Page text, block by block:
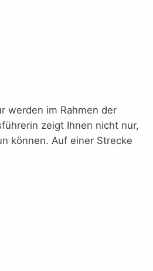
werden im Rahmen der
zeigt Ihnen nicht nur,
können. Auf einer Strecke